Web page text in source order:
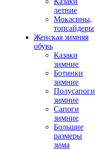
летние
Мокасины,
топсайдеры
Женская зимняя
обувь
Казаки
зимние
Ботинки
зимние
Полусапоги
зимние
Сапоги
зимние
Большие
размеры
зима